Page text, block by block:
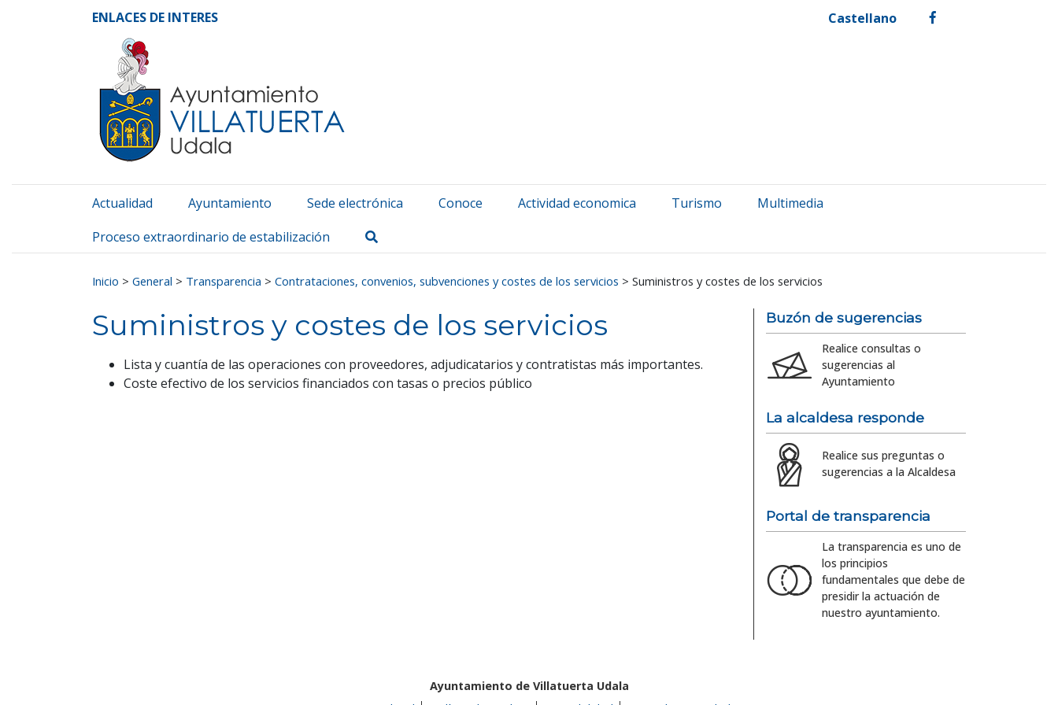
Ayuntamiento de Villatuerta Udala
ENLACES DE INTERES Castellano facebook
Actualidad Ayuntamiento Sede electrónica Conoce Actividad economica Turismo
Multimedia
Proceso extraordinario de estabilización
Inicio > General > Transparencia > Contrataciones, convenios, subvenciones y costes de los servicios > Suministros y costes de los servicios
Suministros y costes de los servicios
Lista y cuantía de las operaciones con proveedores, adjudicatarios y contratistas más importantes.
Coste efectivo de los servicios financiados con tasas o precios público
Buzón de sugerencias
Realice consultas o
sugerencias al
Ayuntamiento
La alcaldesa responde
Realice sus preguntas o
sugerencias a la Alcaldesa
Portal de transparencia
La transparencia es uno de
los principios
fundamentales que debe de
presidir la actuación de
nuestro ayuntamiento.
Ayuntamiento de Villatuerta Udala